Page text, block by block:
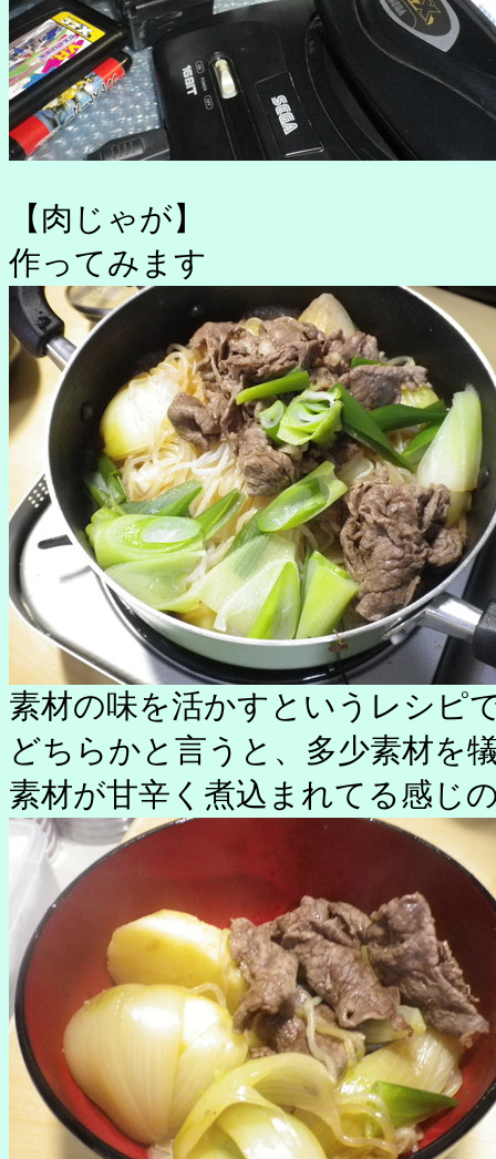
【肉じゃが】
作ってみます
素材の味を活かすというレシピ
どちらかと言うと、多少素材を
素材が甘辛く煮込まれてる感じ